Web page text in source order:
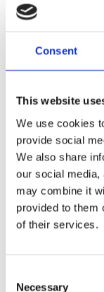
Consent
This website
We use cookies
provide social
We also share
our social media,
may combine it
provided to them
of their services.
Selection
Necessary
Artikelnr
Ge ett omdöme!
VX MTG